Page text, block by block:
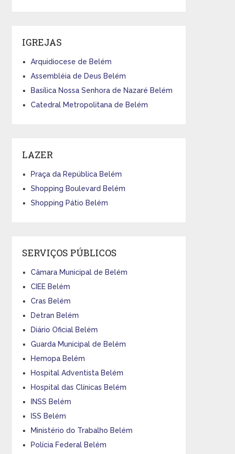
IGREJAS
Arquidiocese de Belém
Assembléia de Deus Belém
Basílica Nossa Senhora de Nazaré Belém
Catedral Metropolitana de Belém
LAZER
Praça da República Belém
Shopping Boulevard Belém
Shopping Pátio Belém
SERVIÇOS PÚBLICOS
Câmara Municipal de Belém
CIEE Belém
Cras Belém
Detran Belém
Diário Oficial Belém
Guarda Municipal de Belém
Hemopa Belém
Hospital Adventista Belém
Hospital das Clínicas Belém
INSS Belém
ISS Belém
Ministério do Trabalho Belém
Polícia Federal Belém